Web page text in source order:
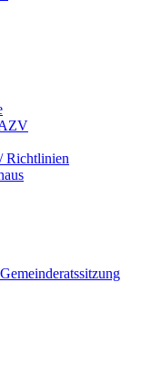
Richtlinien